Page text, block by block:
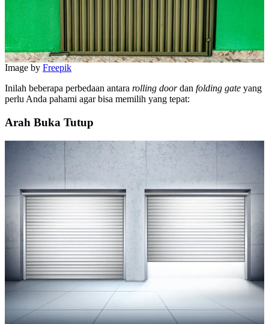
Image by Freepik
Inilah beberapa perbedaan antara rolling doordan folding gate yang
perlu Anda pahami agar bisa memilih yang tepat:
Arah Buka Tutup